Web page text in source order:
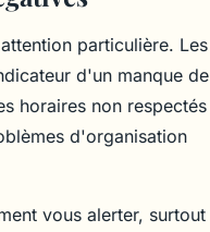
particulière. Les
d'un manque de
horaires non respectés
d'organisation
vous alerter, surtout